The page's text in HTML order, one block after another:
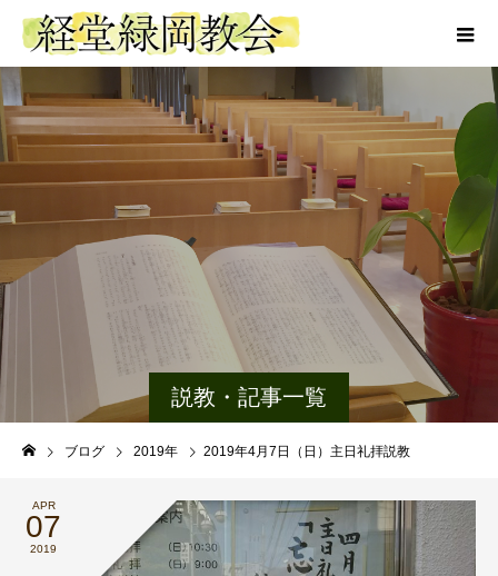
説教・記事一覧
ブログ 2019年 2019年4月7日（日）主日礼拝説教
APR
07
2019